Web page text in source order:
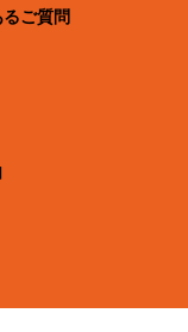
ご質問